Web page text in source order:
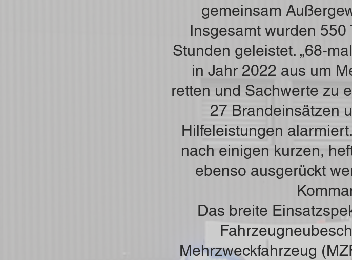
gemeinsam
Insgesamt wurden 550
Stunden geleistet. „68-
in Jahr 2022 aus um
retten und Sachwerte zu
27 Brandeinsätzen
Hilfeleistungen
nach einigen kurzen,
ebenso ausgerückt
Das breite
Mehrzweckfahrzeug